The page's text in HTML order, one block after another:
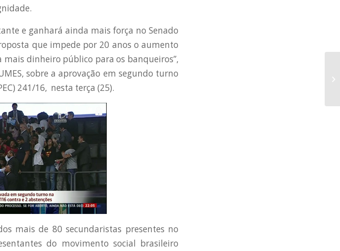
e ganhará ainda mais força no Senado
que impede por 20 anos o aumento
dinheiro público para os banqueiros”,
sobre a aprovação em segundo turno
241/16, nesta terça (25).
mais de 80 secundaristas presentes no
do movimento social brasileiro